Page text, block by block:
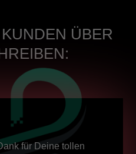
ÜBER
für Deine tollen